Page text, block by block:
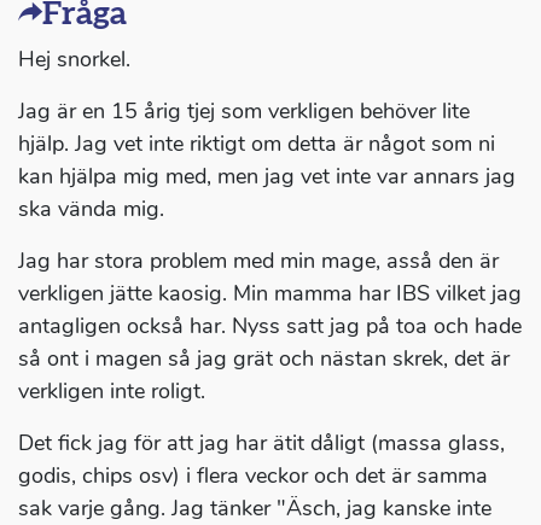
Fråga
Hej snorkel.
Jag är en 15 årig tjej som verkligen behöver lite
hjälp. Jag vet inte riktigt om detta är något som ni
kan hjälpa mig med, men jag vet inte var annars jag
ska vända mig.
Jag har stora problem med min mage, asså den är
verkligen jätte kaosig. Min mamma har IBS vilket jag
antagligen också har. Nyss satt jag på toa och hade
så ont i magen så jag grät och nästan skrek, det är
verkligen inte roligt.
Det fick jag för att jag har ätit dåligt (massa glass,
godis, chips osv) i flera veckor och det är samma
sak varje gång. Jag tänker "Äsch, jag kanske inte